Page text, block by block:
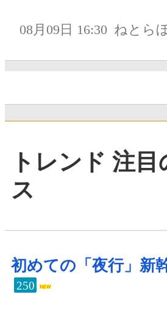
08月09日 16:30 ねとら
トレンド 注
ス
初めての「夜行」新
250